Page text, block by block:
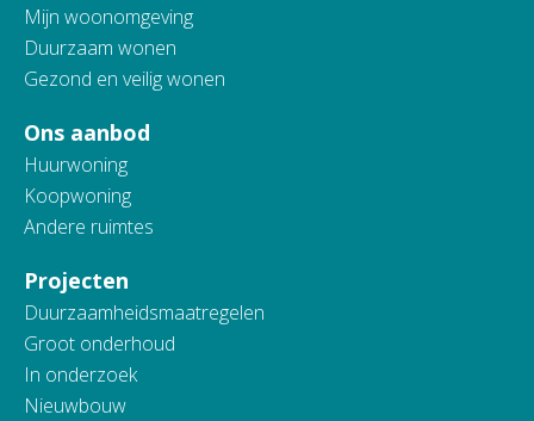
Mijn woonomgeving
Duurzaam wonen
Gezond en veilig wonen
Ons aanbod
Huurwoning
Koopwoning
Andere ruimtes
Projecten
Duurzaamheidsmaatregelen
Groot onderhoud
In onderzoek
Nieuwbouw